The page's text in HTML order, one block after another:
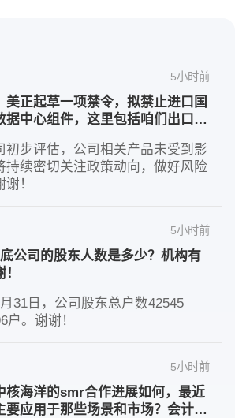
5小时前
美正起草一项禁令，拟禁止进口国
据中心组件，这里包括咱们出口数
初步评估，公司相关产品未受到影
持续密切关注政策动向，做好风险
！
5小时前
公司的股东人数是多少？机构有
31日，公司股东总户数42545
户。谢谢！
5小时前
核海洋的smr合作进展如何，最近
要应用于那些场景和市场？会计划